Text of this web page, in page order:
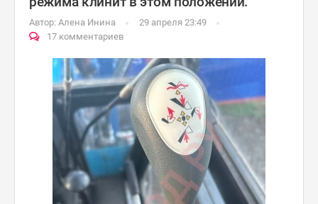
Автор: Алена Инина
29 апреля 23:49
17 комментариев